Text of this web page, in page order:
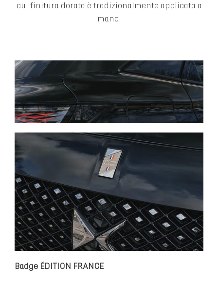
cui finitura dorata è tradizionalmente applicata a
mano.
Badge ÉDITION FRANCE​